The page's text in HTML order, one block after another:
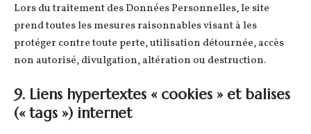
Lors du traitement des Données Personnelles, le site
prend toutes les mesures raisonnables visant à les
protéger contre toute perte, utilisation détournée, accès
non autorisé, divulgation, altération ou destruction.
9. Liens hypertextes « cookies » et balises
(« tags ») internet